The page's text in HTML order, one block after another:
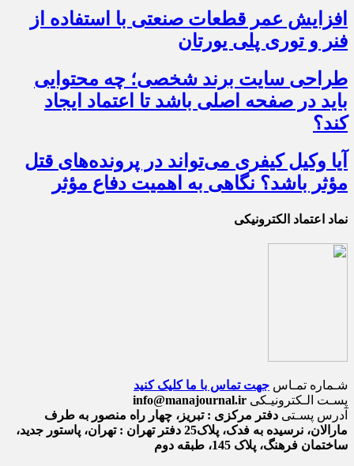
افزایش عمر قطعات صنعتی با استفاده از
فنر و توری پلی یورتان
طراحی سایت برند شخصی؛ چه محتوایی
باید در صفحه اصلی باشد تا اعتماد ایجاد
کند؟
آیا وکیل کیفری می‌تواند در پرونده‌های قتل
مؤثر باشد؟ نگاهی به اهمیت دفاع مؤثر
نماد اعتماد الکترونیکی
شـماره تمـاس جهت تماس با ما کلیک کنید
پسـت الـکترونیـکی info@manajournal.ir
آدرس پسـتی دفتر مرکزی : تبریز، چهار راه منصور به طرف
مارالان، نرسیده به فدک، پلاک25 دفتر تهران : تهران، پاستور جدید،
ساختمان فرهنگ، پلاک 145، طبقه دوم